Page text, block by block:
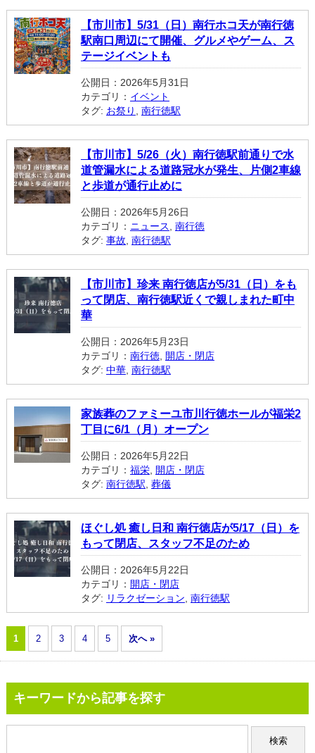
【市川市】5/31（日）南行ホコ天が南行徳
駅南口周辺にて開催、グルメやゲーム、ス
テージイベントも
公開日：2026年5月31日
カテゴリ： イベント
タグ: お祭り 南行徳駅
【市川市】5/26（火）南行徳駅前通りで水
道管漏水による道路冠水が発生、片側2車線
と歩道が通行止めに
公開日：2026年5月26日
カテゴリ： ニュース
南行徳
タグ: 事故 南行徳駅
【市川市】珍来 南行徳店が5/31（日）をも
って閉店、南行徳駅近くで親しまれた町中
華
公開日：2026年5月23日
カテゴリ： 南行徳, 開店・閉店
タグ: 中華, 南行徳駅
家族葬のファミーユ市川行徳ホールが福栄2
丁目に6/1（月）オープン
公開日：2026年5月22日
カテゴリ： 福栄, 開店・閉店
タグ: 南行徳駅 葬儀
ほぐし処 癒し日和 南行徳店が5/17（日）を
もって閉店、スタッフ不足のため
公開日：2026年5月22日
カテゴリ： 開店・閉店
タグ: リラクゼーション 南行徳駅
1 2 3 4 5 次へ »
キーワードから記事を探す